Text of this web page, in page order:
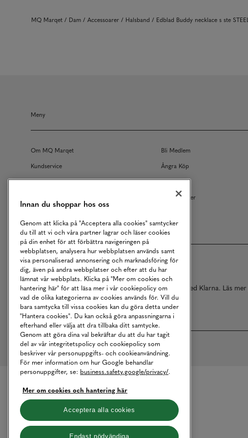
MQ Marqet Dam Accessoarer Halsband Edblad Buddy necklace s ste STEEL
Meny
Om MQ Marqet Bli Medlem
Kundservice
Ångra Köp
Returer
Köpvillkor
Våra Tjänster
Betalningar online sköts i samarbete med Klarna. Läs mer
Innan du shoppar hos oss
Genom att klicka på "Acceptera alla cookies" samtycker
du till att vi och våra partner lagrar och läser cookies
på din enhet för att förbättra navigeringen på
webbplatsen, analysera hur webbplatsen används samt
visa personaliserad annonsering och marknadsföring för
dig, även på andra webbplatser och efter att du har
lämnat vår webbplats. Klicka på "Mer om cookies och
hantering här" för att läsa mer i vår cookiepolicy om
vad de olika kategorierna av cookies används för. Vill du
bara samtycka till vissa cookies kan du göra detta under
"Hantera cookies". Du kan också göra anpassningarna i
efterhand eller välja att dra tillbaka ditt samtycke.
Genom att göra dina val bekräftar du att du har tagit
del av vår integritetspolicy och cookiepolicy som
beskriver vår personuppgifts- och cookieanvändning.
För mer information om hur Google behandlar
personuppgifter, se: business.safety.google/privacy/.
Mer om cookies och hantering här
Acceptera alla cookies
Endast nödvändiga